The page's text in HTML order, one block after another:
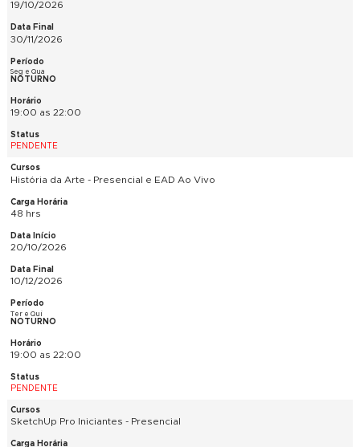
SketchUp Pro Avançado - Presencial
30 hrs
05/10/2026
11/11/2026
Seg e Qua
19:00 as 22:00
PENDENTE
Gestão e Empreendedorismo / Noções de ADM - Presencial
54 hrs
06/10/2026